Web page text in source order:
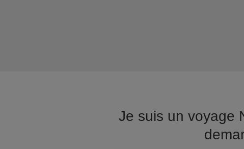
Je suis un voyage